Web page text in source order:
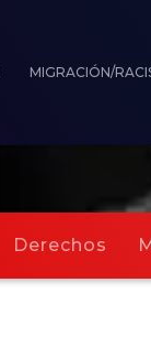
MIGRACIÓN/
Derechos